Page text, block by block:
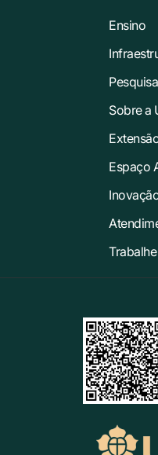
Ensino
Pesquisa
Sobre a
Espaço